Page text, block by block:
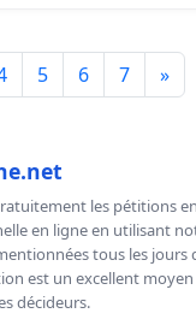
5 6 7 »
les pétitions
en ligne en utilisant
tous les jours
est un excellent
décideurs.